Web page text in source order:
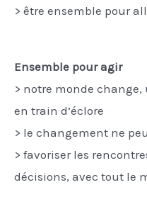
> être ensemble pour
Ensemble pour agir
> notre monde
en train d’éclore
> le changement ne
> favoriser les
décisions, avec tout le